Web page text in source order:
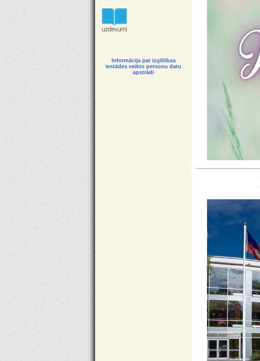
Informācija par izglītības
iestādes veikto personu datu
apstrādi